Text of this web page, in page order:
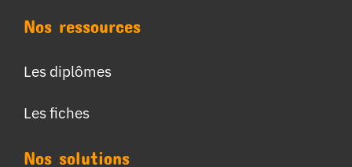
Nos ressources
Les diplômes
Les fiches
Nos solutions